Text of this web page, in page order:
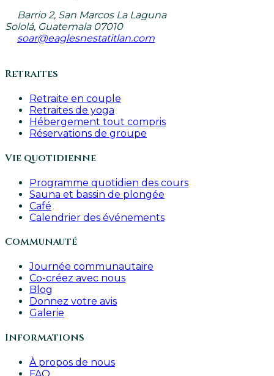
Barrio 2, San Marcos La Laguna
Sololá, Guatemala 07010
soar@eaglesnestatitlan.com
Retraites
Retraite en couple
Retraites de yoga
Hébergement tout compris
Réservations de groupe
Vie quotidienne
Programme quotidien des cours
Sauna et bassin de plongée
Café
Calendrier des événements
Communauté
Journée communautaire
Co-créez avec nous
Blog
Donnez votre avis
Galerie
Informations
À propos de nous